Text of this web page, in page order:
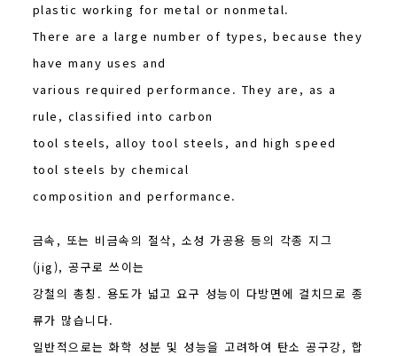
plastic working for metal or nonmetal.
There are a large number of types, because they
have many uses and
various required performance. They are, as a
rule, classified into carbon
tool steels, alloy tool steels, and high speed
tool steels by chemical
composition and performance.
금속, 또는 비금속의 절삭, 소성 가공용 등의 각종 지그
(jig), 공구로 쓰이는
강철의 총칭. 용도가 넓고 요구 성능이 다방면에 걸치므로 종
류가 많습니다.
일반적으로는 화학 성분 및 성능을 고려하여 탄소 공구강, 합